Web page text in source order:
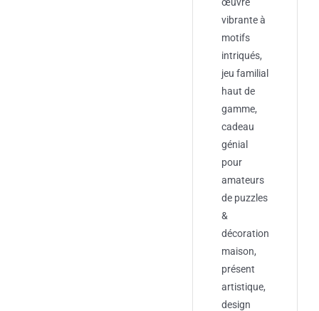
vibrante à
motifs
intriqués,
jeu familial
haut de
gamme,
cadeau
génial
pour
amateurs
de puzzles
&
décoration
maison,
présent
artistique,
design